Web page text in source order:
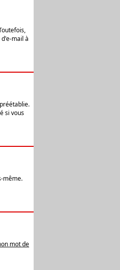
mail à
si vous
même.
mot de